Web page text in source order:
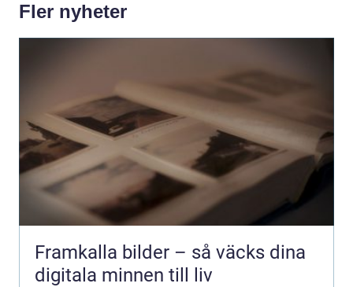
Fler nyheter
Framkalla bilder – så väcks dina
digitala minnen till liv